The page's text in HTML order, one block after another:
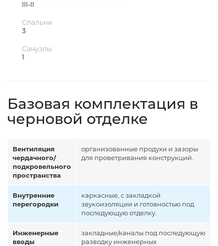
III-II
Спальни
3
Санузлы
1
Базовая комплектация в
черновой отделке
Вентиляция
чердачного/
подкровельного
пространства
организованные продухи и зазоры
для проветривания конструкций.
Внутренние
перегородки
каркасные, с закладкой
звукоизоляции и готовностью под
последующую отделку.
Инженерные
вводы
закладные/каналы под последующую
разводку инженерных